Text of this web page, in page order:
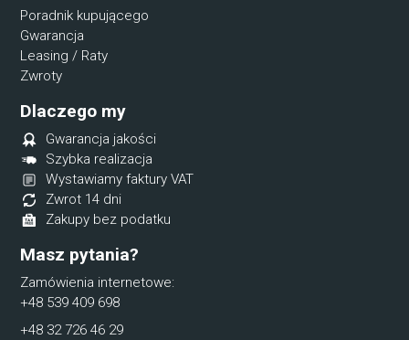
Poradnik kupującego
Gwarancja
Leasing / Raty
Zwroty
Dlaczego my
Gwarancja jakości
Szybka realizacja
Wystawiamy faktury VAT
Zwrot 14 dni
Zakupy bez podatku
Masz pytania?
Zamówienia internetowe:
+48 539 409 698
+48 32 726 46 29